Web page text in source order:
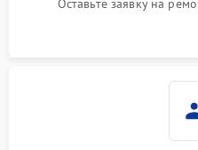
Оставьте заявку на